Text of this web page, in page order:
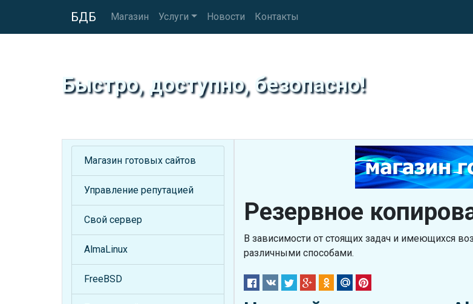
БДБ Магазин Услуги Новости Контакты
Быстро, доступно, безопасно!
Резервное
В зависимости от стоящих задач и имеющихся
различными способами.
Магазин готовых сайтов
Управление репутацией
Свой сервер
AlmaLinux
FreeBSD